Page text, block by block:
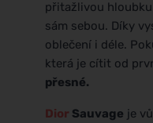
přitažlivou
sám sebou. Díky
oblečení i déle.
která je cítit od
přesné.
Dior Sauvage je